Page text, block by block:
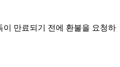
이 만료되기 전에 환불을 요청하